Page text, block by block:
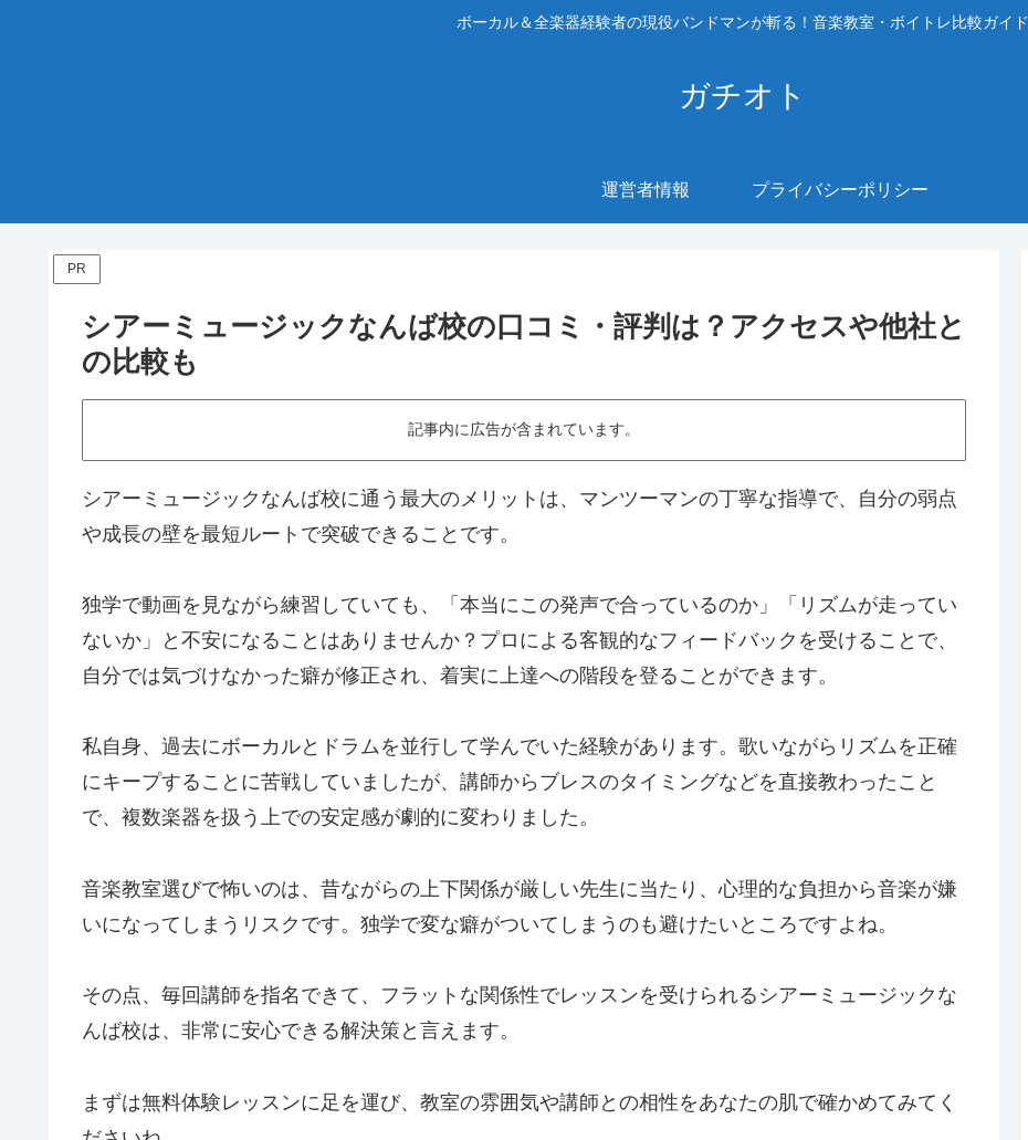
ボーカル＆全楽器経験者の現役バンドマンが斬る！音楽教室・ボイトレ比較ガイド
ガチオト
運営者情報 プライバシーポリシー
PR
シアーミュージックなんば校の口コミ・評判は？アクセスや他社と
の比較も
記事内に広告が含まれています。
シアーミュージックなんば校に通う最大のメリットは、マンツーマンの丁寧な指導で、自分の弱点
や成長の壁を最短ルートで突破できることです。
独学で動画を見ながら練習していても、「本当にこの発声で合っているのか」「リズムが走ってい
ないか」と不安になることはありませんか？プロによる客観的なフィードバックを受けることで、
自分では気づけなかった癖が修正され、着実に上達への階段を登ることができます。
私自身、過去にボーカルとドラムを並行して学んでいた経験があります。歌いながらリズムを正確
にキープすることに苦戦していましたが、講師からブレスのタイミングなどを直接教わったこと
で、複数楽器を扱う上での安定感が劇的に変わりました。
音楽教室選びで怖いのは、昔ながらの上下関係が厳しい先生に当たり、心理的な負担から音楽が嫌
いになってしまうリスクです。独学で変な癖がついてしまうのも避けたいところですよね。
その点、毎回講師を指名できて、フラットな関係性でレッスンを受けられるシアーミュージックな
んば校は、非常に安心できる解決策と言えます。
まずは無料体験レッスンに足を運び、教室の雰囲気や講師との相性をあなたの肌で確かめてみてく